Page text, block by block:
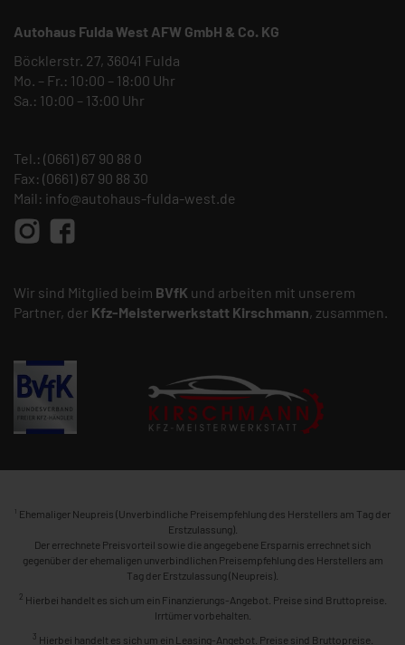
Autohaus Fulda West AFW GmbH & Co. KG
Böcklerstr. 27, 36041 Fulda
Mo. – Fr.: 10:00 – 18:00 Uhr
Sa.: 10:00 – 13:00 Uhr
Tel.: (0661) 67 90 88 0
Fax: (0661) 67 90 88 30
Mail: info@autohaus-fulda-west.de
Wir sind Mitglied beim BVfK und arbeiten mit unserem
Partner, der Kfz-Meisterwerkstatt Kirschmann, zusammen.
1 Ehemaliger Neupreis (Unverbindliche Preisempfehlung des Herstellers am Tag der
Erstzulassung).
Der errechnete Preisvorteil sowie die angegebene Ersparnis errechnet sich
gegenüber der ehemaligen unverbindlichen Preisempfehlung des Herstellers am
Tag der Erstzulassung (Neupreis).
2 Hierbei handelt es sich um ein Finanzierungs-Angebot. Preise sind Bruttopreise.
Irrtümer vorbehalten.
3 Hierbei handelt es sich um ein Leasing-Angebot. Preise sind Bruttopreise.